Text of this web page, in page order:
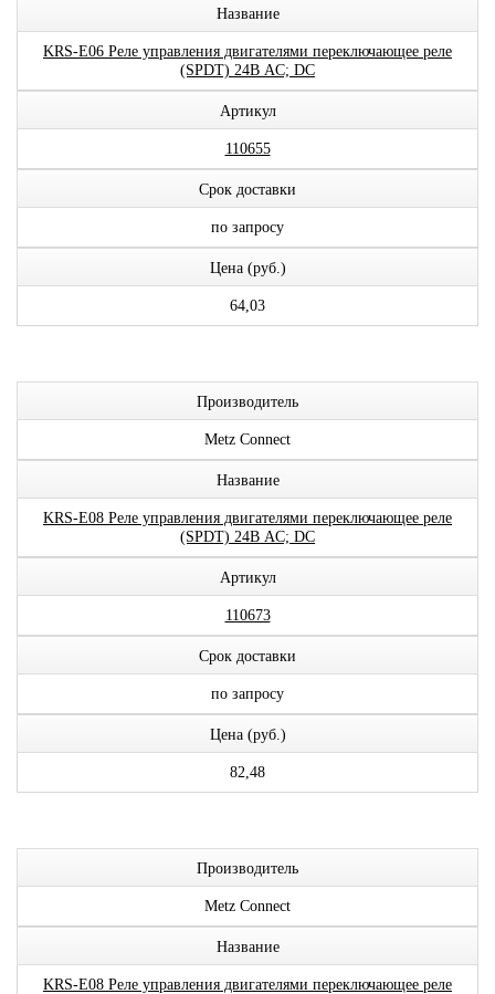
Название
KRS-E06 Реле управления двигателями переключающее реле
(SPDT) 24В AC; DC
Артикул
110655
Срок доставки
по запросу
Цена (руб.)
64,03
Производитель
Metz Connect
Название
KRS-E08 Реле управления двигателями переключающее реле
(SPDT) 24В AC; DC
Артикул
110673
Срок доставки
по запросу
Цена (руб.)
82,48
Производитель
Metz Connect
Название
KRS-E08 Реле управления двигателями переключающее реле